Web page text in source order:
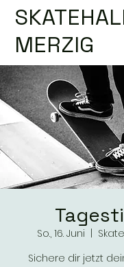
MERZIG
So., 16. Juni
Sichere dir jetzt